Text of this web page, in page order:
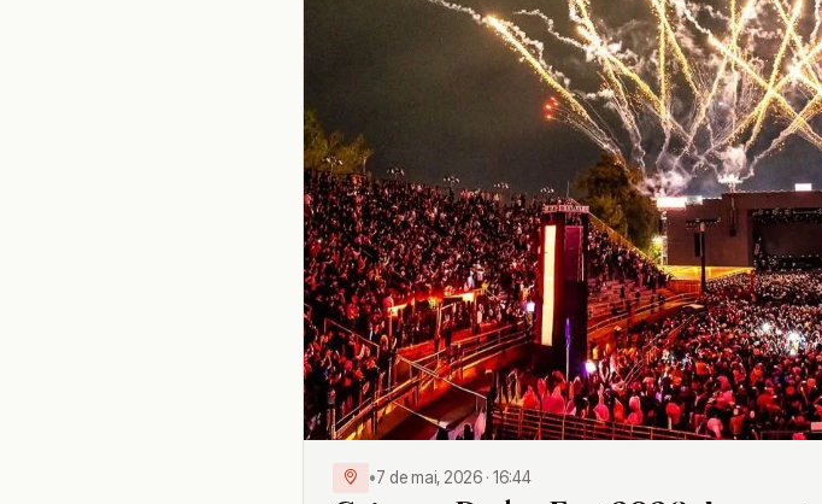
•7 de mai, 2026 · 16:44